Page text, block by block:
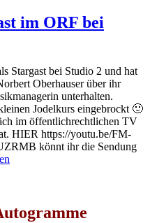
im ORF bei
Stargast bei Studio 2 und hat
Oberhauser über ihr
unterhalten.
Jodelkurs eingebrockt 🙂
im öffentlichrechtlichen TV
HIER https://youtu.be/FM-
könnt ihr die Sendung